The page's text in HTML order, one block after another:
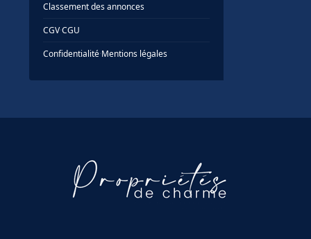
Classement des annonces
CGV·CGU
Confidentialité·Mentions légales